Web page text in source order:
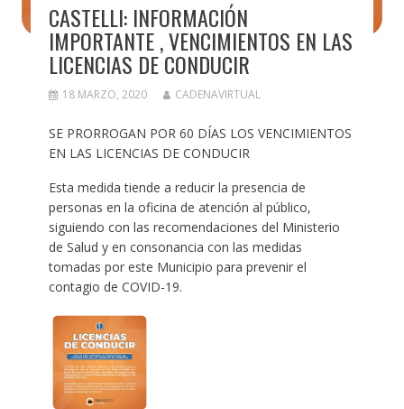
CASTELLI: INFORMACIÓN
IMPORTANTE , VENCIMIENTOS EN LAS
LICENCIAS DE CONDUCIR
18 MARZO, 2020 CADENAVIRTUAL
SE PRORROGAN POR 60 DÍAS LOS VENCIMIENTOS
EN LAS LICENCIAS DE CONDUCIR
Esta medida tiende a reducir la presencia de
personas en la oficina de atención al público,
siguiendo con las recomendaciones del Ministerio
de Salud y en consonancia con las medidas
tomadas por este Municipio para prevenir el
contagio de COVID-19.